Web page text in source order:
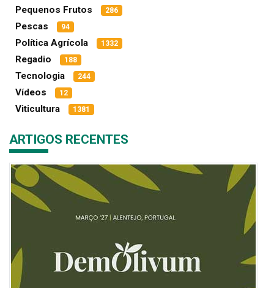
Pequenos Frutos 286
Pescas 94
Política Agrícola 1332
Regadio 188
Tecnologia 244
Vídeos 12
Viticultura 1381
ARTIGOS RECENTES